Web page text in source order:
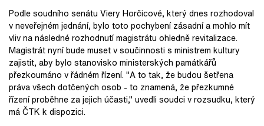
Podle soudního senátu Viery Horčicové, který dnes rozhodoval
v neveřejném jednání, bylo toto pochybení zásadní a mohlo mít
vliv na následné rozhodnutí magistrátu ohledně revitalizace.
Magistrát nyní bude muset v součinnosti s ministrem kultury
zajistit, aby bylo stanovisko ministerských památkářů
přezkoumáno v řádném řízení. "A to tak, že budou šetřena
práva všech dotčených osob - to znamená, že přezkumné
řízení proběhne za jejich účasti," uvedli soudci v rozsudku, který
má ČTK k dispozici.